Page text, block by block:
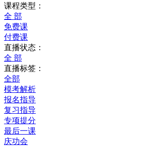
课程类型：
全 部
免费课
付费课
直播状态：
全 部
直播标签：
全部
模考解析
报名指导
复习指导
专项提分
最后一课
庆功会